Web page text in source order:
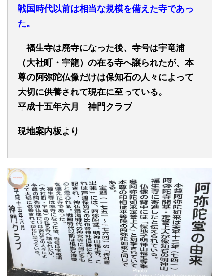
戦国時代以前は相当な規模を備えた寺であっ
た。
福生寺は廃寺になった後、寺号は宇竜浦
（大社町・宇龍）の在る寺へ譲られたが、本
尊の阿弥陀仏像だけは保知石の人々によって
大切に供養されて現在に至っている。
平成十五年六月 神門クラブ
現地案内板より